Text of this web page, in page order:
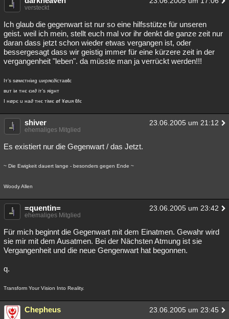
Übersichten
Besucht Teilgenommen Alle Neue Geschlossen
Lesenswert Schlüsselwörter
versteckt
Ich glaub die gegenwart ist nur so eine hilfsstütze für unseren
geist. weil ich mein, stellt euch mal vor ihr denkt die ganze zeit nur
daran dass jetzt schon wieder etwas vergangen ist, oder
bessergesagt dass wir geistig immer für eine kürzere zeit in der
vergangenheit "leben". da müsste man ja verrückt werden!!!
Iт’s søмєтнiиg uиpяє∂icтaвℓє
вuт iи тнє єи∂ iт’s яigнт
I нøpє u нa∂ тнє тiмє øf ¥øuя ℓifє
shiver 23.06.2005 um 21:12
ehemaliges Mitglied
Es existiert nur die Gegenwart / das Jetzt.
~ Die Ewigkeit dauert lange - besonders gegen Ende ~
Woody Allen
=quentin= 23.06.2005 um 23:42
ehemaliges Mitglied
Für mich beginnt die Gegenwart mit dem Einatmen. Gewahr wird
sie mir mit dem Ausatmen. Bei der Nächsten Atmung ist sie
Vergangenheit und die neue Gengenwart hat begonnen.
q.
Transform Your Vision Into Reality.
Chepheus 23.06.2005 um 23:45